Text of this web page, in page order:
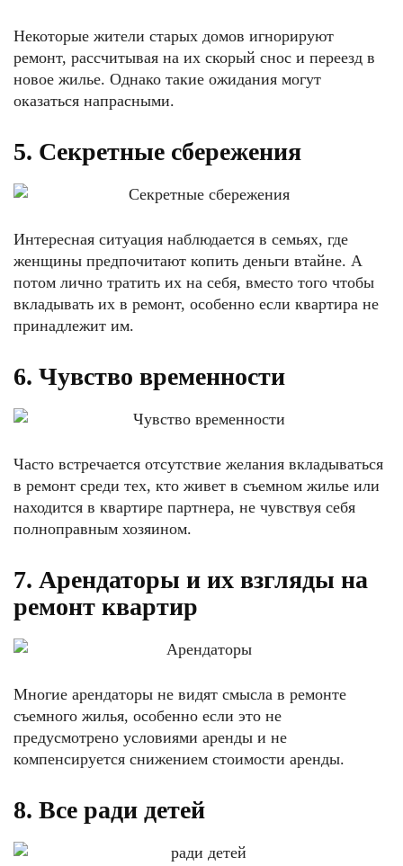
Некоторые жители старых домов игнорируют
ремонт, рассчитывая на их скорый снос и переезд в
новое жилье. Однако такие ожидания могут
оказаться напрасными.
5. Секретные сбережения
Интересная ситуация наблюдается в семьях, где
женщины предпочитают копить деньги втайне. А
потом лично тратить их на себя, вместо того чтобы
вкладывать их в ремонт, особенно если квартира не
принадлежит им.
6. Чувство временности
Часто встречается отсутствие желания вкладываться
в ремонт среди тех, кто живет в съемном жилье или
находится в квартире партнера, не чувствуя себя
полноправным хозяином.
7. Арендаторы и их взгляды на
ремонт квартир
Многие арендаторы не видят смысла в ремонте
съемного жилья, особенно если это не
предусмотрено условиями аренды и не
компенсируется снижением стоимости аренды.
8. Все ради детей